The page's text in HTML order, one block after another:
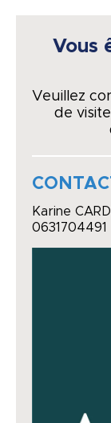
Vous
Veuillez
de
Karine
0631704491